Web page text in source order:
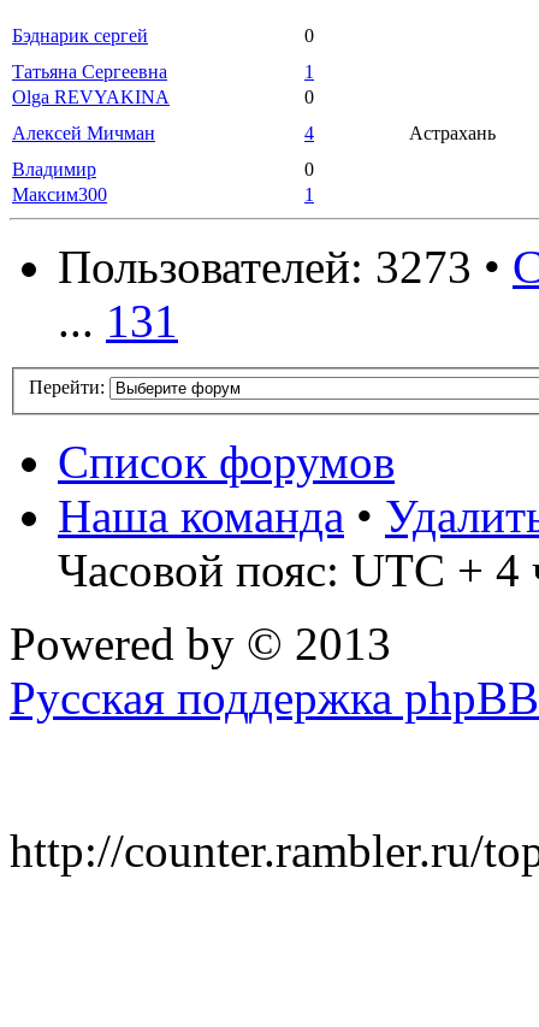
Бэднарик сергей
0
Татьяна Сергеевна
1
Olga REVYAKINA
0
Алексей Мичман
4
Астрахань
Владимир
0
Максим300
1
Пользователей: 3273 •
... 131
Перейти:
Список форумов
Наша команда •
Часовой пояс: UTC + 4
Powered by © 2013
Русская поддержка phpBB
http://counter.rambler.ru/